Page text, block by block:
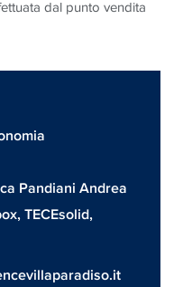
dal punto vendita
Pandiani Andrea
,TECEsolid,